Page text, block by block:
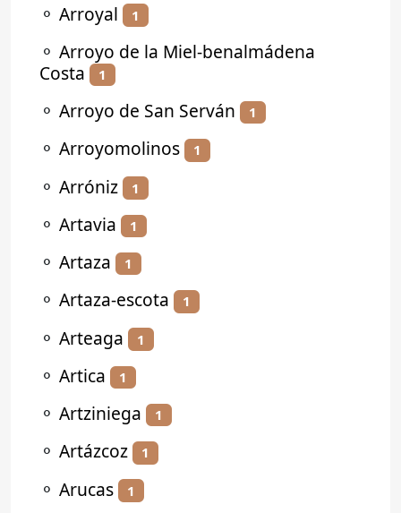
⚬ Arroyal 1
⚬ Arroyo de la Miel-benalmádena
Costa
1
⚬ Arroyo de San Serván 1
⚬ Arroyomolinos 1
⚬ Arróniz 1
⚬ Artavia 1
⚬ Artaza 1
⚬ Artaza-escota 1
⚬ Arteaga 1
⚬ Artica 1
⚬ Artziniega 1
⚬ Artázcoz 1
⚬ Arucas 1